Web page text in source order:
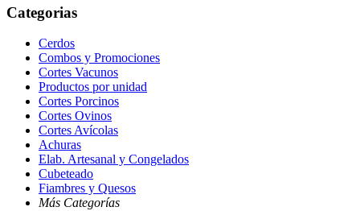
Categorias
Cerdos
Combos y Promociones
Cortes Vacunos
Productos por unidad
Cortes Porcinos
Cortes Ovinos
Cortes Avícolas
Achuras
Elab. Artesanal y Congelados
Cubeteado
Fiambres y Quesos
Más Categorías